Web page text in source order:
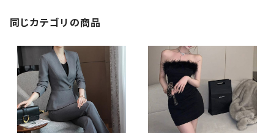
ラック デート 通勤バッグ オフィ
スカジュアル デイリー お出かけ
人 10代 20代 30代 40代 K-B
0027
同じカテゴリの商品